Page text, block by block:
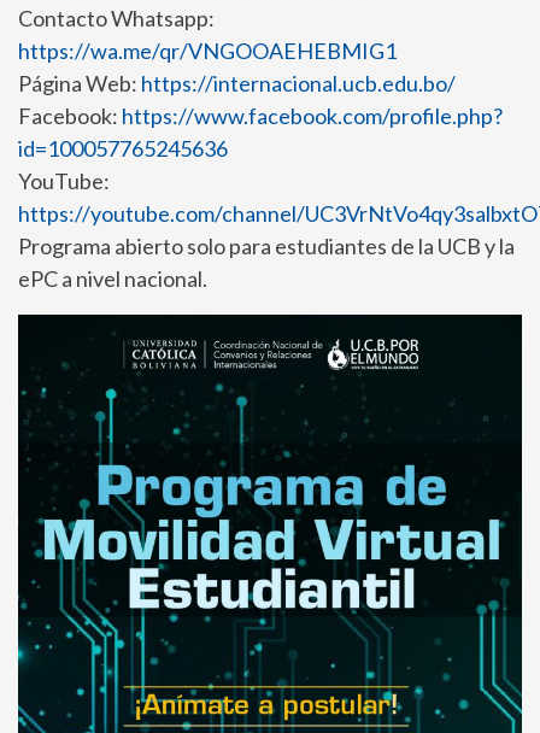
Contacto Whatsapp:
https://wa.me/qr/VNGOOAEHEBMIG1
Página Web: https://internacional.ucb.edu.bo/
Facebook: https://www.facebook.com/profile.php?
id=100057765245636
YouTube:
https://youtube.com/channel/
Programa abierto solo para estudiantes de la UCB y la
ePC a nivel nacional.